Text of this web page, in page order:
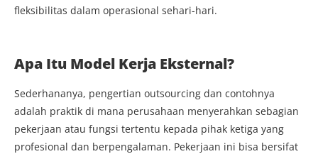
fleksibilitas dalam operasional sehari-hari.
Apa Itu Model Kerja Eksternal?
Sederhananya, pengertian outsourcing dan contohnya
adalah praktik di mana perusahaan menyerahkan sebagian
pekerjaan atau fungsi tertentu kepada pihak ketiga yang
profesional dan berpengalaman. Pekerjaan ini bisa bersifat